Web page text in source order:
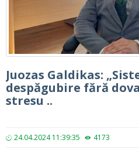
Juozas Galdikas:
despăgubire fără
stresu ..
24.04.2024 11:39:35 4173